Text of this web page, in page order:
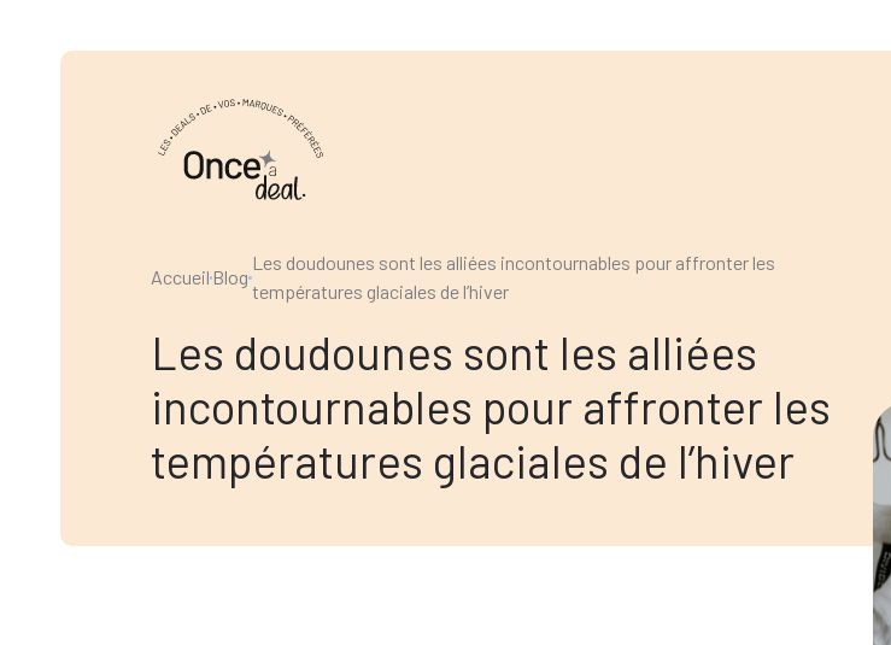
Accueil Blog
Les doudounes sont les alliées incontournables pour affronter les
températures glaciales de l’hiver
Les doudounes sont les alliées
incontournables pour affronter les
températures glaciales de l’hiver